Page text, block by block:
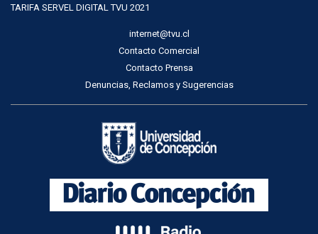
TARIFA SERVEL DIGITAL TVU 2021
internet@tvu.cl
Contacto Comercial
Contacto Prensa
Denuncias, Reclamos y Sugerencias